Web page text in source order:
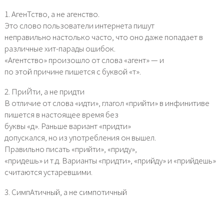
1. АгенТство, а не агенство.
Это слово пользователи интернета пишут
неправильно настолько часто, что оно даже попадает в
различные хит-парады ошибок.
«Агентство» произошло от слова «агент» — и
по этой причине пишется с буквой «т».
2. ПриЙти, а не придти
В отличие от слова «идти», глагол «прийти» в инфинитиве
пишется в настоящее время без
буквы «д». Раньше вариант «придти»
допускался, но из употребления он вышел.
Правильно писать «прийти», «приду»,
«придешь» и т.д. Варианты «придти», «прийду» и «прийдешь»
считаются устаревшими.
3. СимпАтичный, а не симпотичный